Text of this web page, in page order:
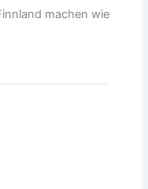
machen wie